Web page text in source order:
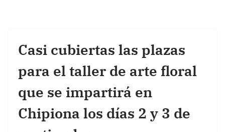
Casi cubiertas las plazas
para el taller de arte floral
que se impartirá en
Chipiona los días 2 y 3 de